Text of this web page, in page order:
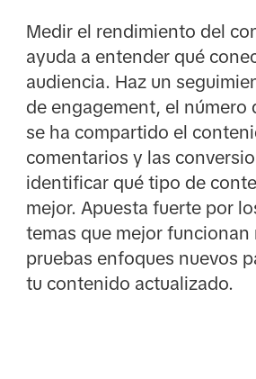
Medir el rendimiento del
ayuda a entender qué
audiencia. Haz un
de engagement, el número
se ha compartido el
comentarios y las
identificar qué tipo de
mejor. Apuesta fuerte por
temas que mejor funcionan
pruebas enfoques nuevos
tu contenido actualizado.